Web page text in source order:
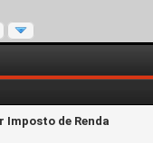
Imposto de Renda